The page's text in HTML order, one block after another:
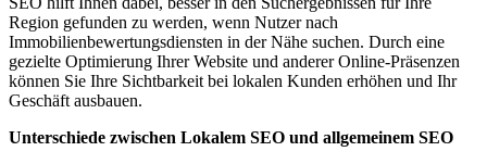
Region gefunden zu werden, wenn Nutzer nach
Immobilienbewertungsdiensten in der Nähe suchen. Durch eine
gezielte Optimierung Ihrer Website und anderer Online-Präsenzen
können Sie Ihre Sichtbarkeit bei lokalen Kunden erhöhen und Ihr
Geschäft ausbauen.
Unterschiede zwischen Lokalem SEO und allgemeinem SEO